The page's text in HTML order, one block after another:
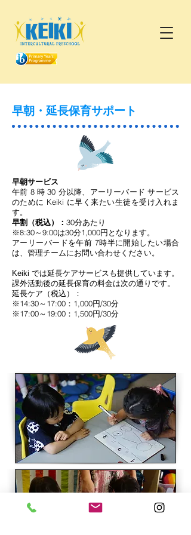
早朝・延長保育サポート
早朝サービス
午前 8 時 30 分以降、アーリーバード サービス
のために Keiki に早く来たい生徒を受け入れま
す。
早割（税込）： 30分あたり
※8:30～9:00は30分1,000円となります。
アーリーバードを午前 7時半に開始したい場合
は、管理チームにお問い合わせください。
Keiki では延長ケアサービス も提供しています。
課外活動後の延長保育の料金は次の通りです。
延長ケア（税込）：
※14:30～17:00：1,000円/30分
※17:00～19:00：1,500円/30分